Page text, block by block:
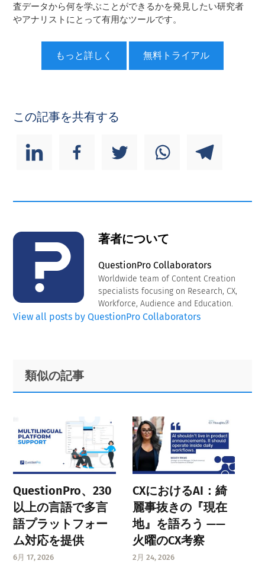
査データから何を学ぶことができるかを発見したい研究者
やアナリストにとって有用なツールです。
もっと詳しく 無料トライアル
この記事を共有する
著者について
QuestionPro Collaborators
Worldwide team of Content Creation
specialists focusing on Research, CX,
Workforce, Audience and Education.
View all posts by QuestionPro Collaborators
Primary
Sidebar
Footer
類似の記事
QuestionPro、230
以上の言語で多言
語プラットフォー
ム対応を提供
6月 17, 2026
CXにおけるAI：綺
麗事抜きの『現在
地』を語ろう ——
火曜のCX考察
2月 24, 2026